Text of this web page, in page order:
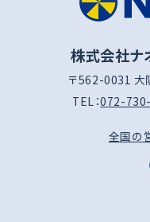
株式会社ナ
〒562-0031 大
TEL：072-
全国の